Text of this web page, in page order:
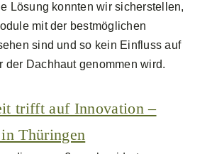
Lösung konnten wir sicherstellen,
mit der bestmöglichen
sind und so kein Einfluss auf
der Dachhaut genommen wird.
trifft auf Innovation –
Thüringen